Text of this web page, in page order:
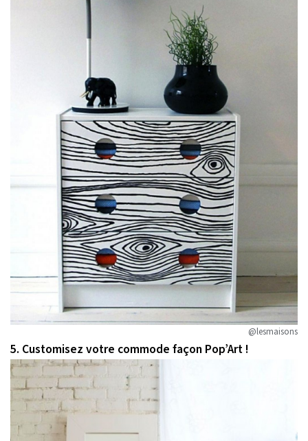
@lesmaisons
5. Customisez votre commode façon Pop’Art !